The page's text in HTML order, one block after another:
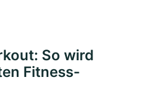
So wird
Fitness-